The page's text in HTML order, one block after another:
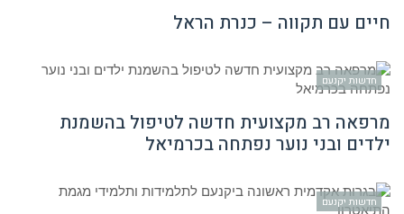
חיים עם תקווה – כנרת הראל
חדשות יקנעם
מרפאה רב מקצועית חדשה לטיפול בהשמנת
ילדים ובני נוער נפתחה בכרמיאל
חדשות יקנעם